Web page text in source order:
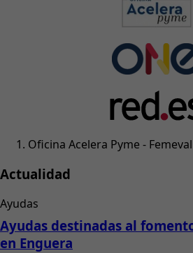
Oficina Acelera Pyme - Femeval
Actualidad
Ayudas
Ayudas destinadas al
en Enguera